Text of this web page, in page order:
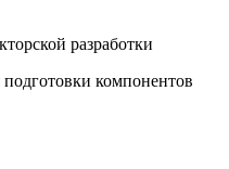
разработки
компонентов